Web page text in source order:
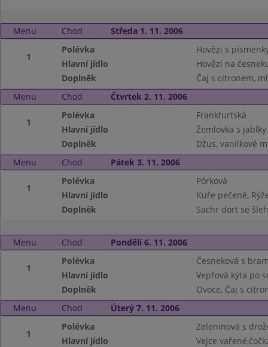
Menu Chod Středa 1. 11. 2006
1
Polévka
Hovězí s
Hlavní jídlo
Hovězí na
Doplněk
Čaj s citronem,
Menu
Chod Čtvrtek 2. 11. 2006
1
Polévka
Frankfurtská
Hlavní jídlo
Žemlovka s
Doplněk
Džus, vanilkové
Menu
Chod Pátek 3. 11. 2006
1
Polévka
Pórková
Hlavní jídlo
Kuře pečené,
Doplněk
Sachr dort se
Menu Chod Pondělí 6. 11. 2006
1
Polévka
Česneková s
Hlavní jídlo
Vepřová kýta po
Doplněk
Ovoce, Čaj s
Menu
Chod Úterý 7. 11. 2006
1
Polévka
Zeleninová s
Hlavní jídlo
Vejce